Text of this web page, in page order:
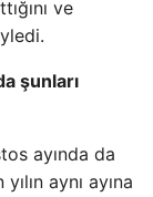
ve
şunları
ayında da
aynı ayına